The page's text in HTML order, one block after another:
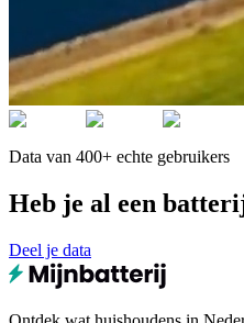
Data van 400+ echte gebruikers
Heb je al een
Deel je data